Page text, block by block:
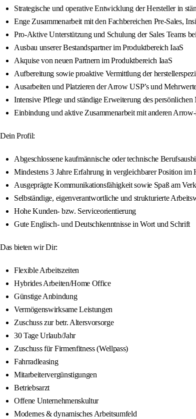
Strategische und operative Entwicklung der Hersteller in
Enge Zusammenarbeit mit den Fachbereichen Pre-Sales,
Pro-Aktive Unterstützung und Schulung der Sales Teams
Ausbau unserer Bestandspartner im Produktbereich IaaS
Akquise von neuen Partnern im Produktbereich IaaS
Aufbereitung sowie proaktive Vermittlung der
Ausarbeiten und Platzieren der Arrow USP’s und
Intensive Pflege und ständige Erweiterung des
Einbindung und aktive Zusammenarbeit mit anderen
Dein Profil:
Abgeschlossene kaufmännische oder technische
Mindestens 3 Jahre Erfahrung in vergleichbarer Position im
Ausgeprägte Kommunikationsfähigkeit sowie Spaß am
Selbständige, eigenverantwortliche und strukturierte
Hohe Kunden- bzw. Serviceorientierung
Gute Englisch- und Deutschkenntnisse in Wort und Schrift
Das bieten wir Dir:
Flexible Arbeitszeiten
Hybrides Arbeiten/Home Office
Günstige Anbindung
Vermögenswirksame Leistungen
Zuschuss zur betr. Altersvorsorge
30 Tage Urlaub/Jahr
Zuschuss für Firmenfitness (Wellpass)
Fahrradleasing
Mitarbeitervergünstigungen
Betriebsarzt
Offene Unternehmenskultur
Modernes & dynamisches Arbeitsumfeld